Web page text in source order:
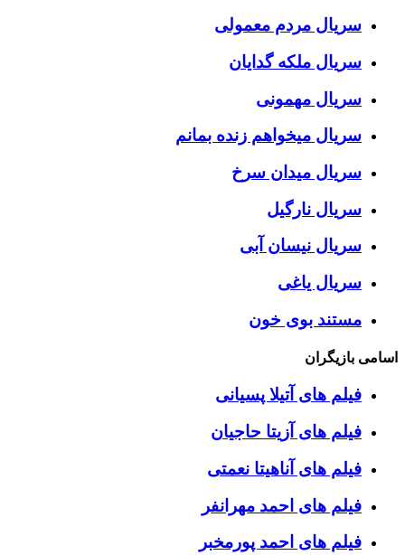
سریال مردم معمولی
سریال ملکه گدایان
سریال مهمونی
سریال میخواهم زنده بمانم
سریال میدان سرخ
سریال نارگیل
سریال نیسان آبی
سریال یاغی
مستند بوی خون
اسامی بازیگران
فیلم های آتیلا پسیانی
فیلم های آزیتا حاجیان
فیلم های آناهیتا نعمتی
فیلم های احمد مهرانفر
فیلم های احمد پورمخبر